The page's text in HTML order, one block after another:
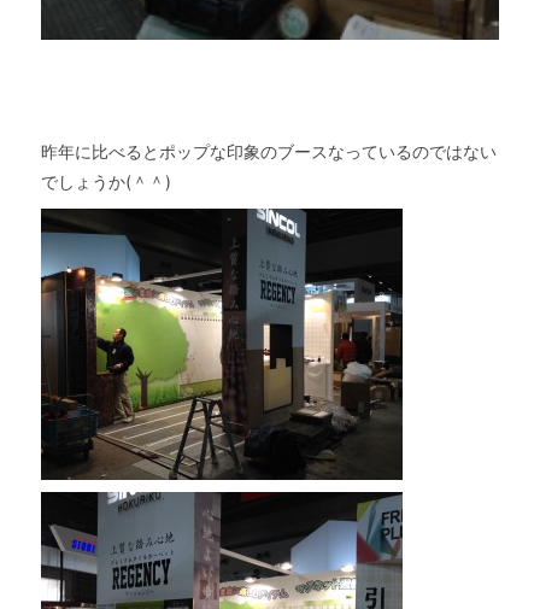
昨年に比べるとポップな印象のブースなっているのではない
でしょうか(＾＾)